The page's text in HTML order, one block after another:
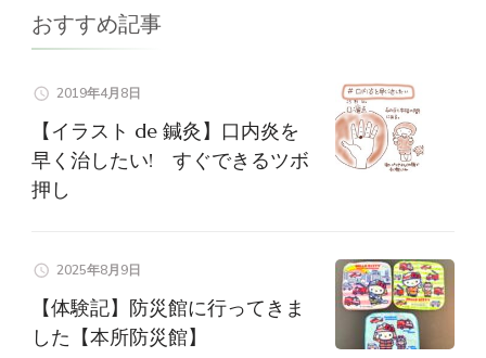
シ
ョ
ン
おすすめ記事
2019年4月8日
【イラスト de 鍼灸】口内炎を
早く治したい! すぐできるツボ
押し
2025年8月9日
【体験記】防災館に行ってきま
した【本所防災館】